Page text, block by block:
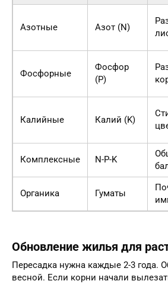
Азотные Азот (N)
Фосфорные
Фосфор
(P)
Калийные Калий (K)
Комплексные N-P-K
Органика Гуматы
Обновление жилья для
Пересадка нужна каждые 2-3 года.
весной. Если корни начали